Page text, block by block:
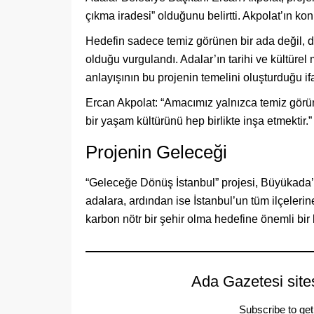
çıkma iradesi” olduğunu belirtti. Akpolat’ın
Hedefin sadece temiz görünen bir ada değil,
olduğu vurgulandı. Adalar’ın tarihi ve
anlayışının bu projenin temelini oluşturduğu
Ercan Akpolat: “Amacımız yalnızca temiz
bir yaşam kültürünü hep birlikte inşa etmektir.”
Projenin Geleceği
“Geleceğe Dönüş İstanbul” projesi,
adalara, ardından ise İstanbul’un tüm
karbon nötr bir şehir olma hedefine önemli bir
Ada Gazetesi
Subscribe to